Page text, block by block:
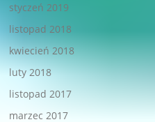
styczeń 2019
listopad 2018
kwiecień 2018
luty 2018
listopad 2017
marzec 2017